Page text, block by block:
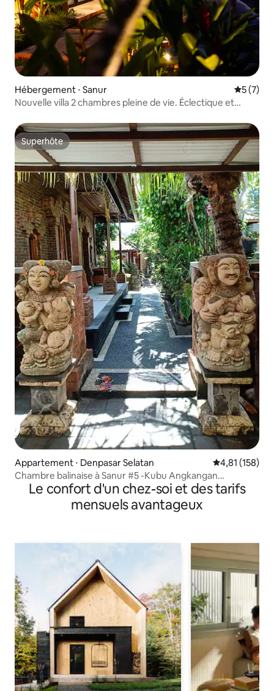
Hébergement ⋅ Sanur
5 (7)
Nouvelle villa 2 chambres pleine de vie. Éclectique et
Superhôte
Superhôte
Appartement ⋅ Denpasar Selatan Évaluation
4,81 (158)
Chambre balinaise à Sanur #5 -Kubu Angkangan
Homestay
Le confort d'un chez-soi et des tarifs
mensuels avantageux